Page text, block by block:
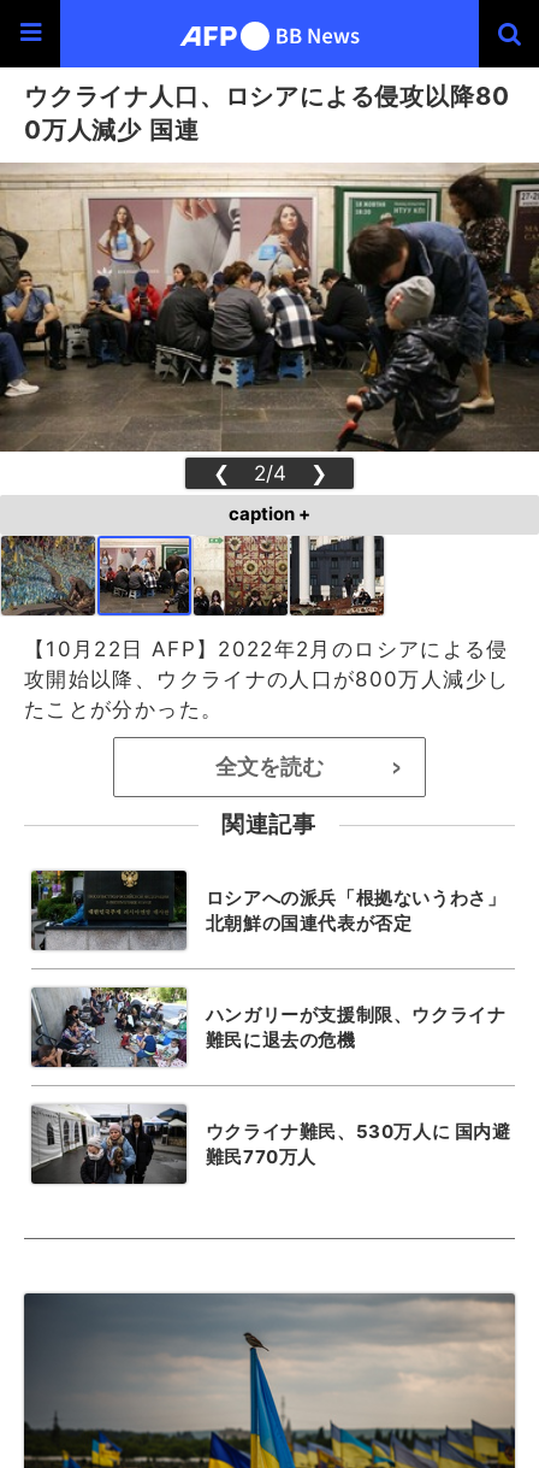
ウクライナ人口、ロシアによる侵攻以降80
0万人減少 国連
❮ 2/4 ❯
caption +
【10月22日 AFP】2022年2月のロシアによる侵
攻開始以降、ウクライナの人口が800万人減少し
たことが分かった。
全文を読む >
関連記事
ロシアへの派兵「根拠ないうわさ」
北朝鮮の国連代表が否定
ハンガリーが支援制限、ウクライナ
難民に退去の危機
ウクライナ難民、530万人に 国内避
難民770万人